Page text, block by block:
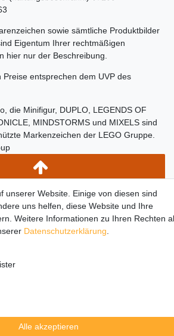
sowie sämtliche Produktbilder
Eigentum Ihrer rechtmäßigen
hier nur der Beschreibung.
Preise entsprechen dem UVP des
die Minifigur, DUPLO, LEGENDS OF
MINDSTORMS und MIXELS sind
Markenzeichen der LEGO Gruppe.
unserer Website. Einige von diesen sind
uns helfen, diese Website und Ihre
Weitere Informationen zu Ihren Rechten
Daten­schutz­erklärung
Alle akzeptieren